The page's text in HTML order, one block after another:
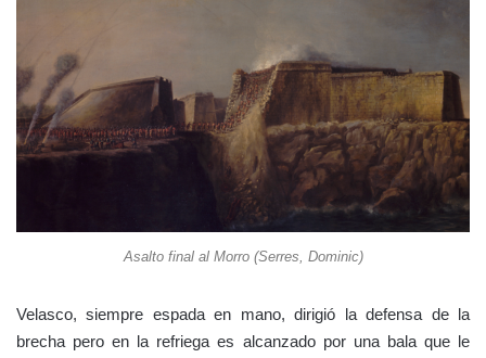
Asalto final al Morro (Serres, Dominic)
Velasco, siempre espada en mano, dirigió la defensa de la
brecha pero en la refriega es alcanzado por una bala que le